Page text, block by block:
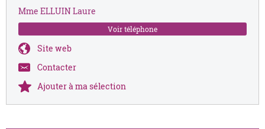
Mme ELLUIN Laure
Voir téléphone
Site web
Contacter
Ajouter à ma sélection